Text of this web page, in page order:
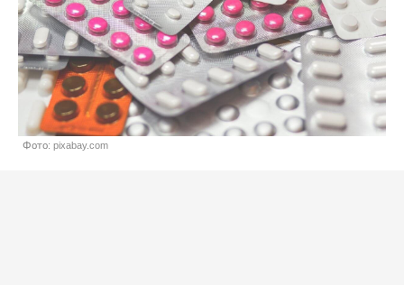
Фото: pixabay.com